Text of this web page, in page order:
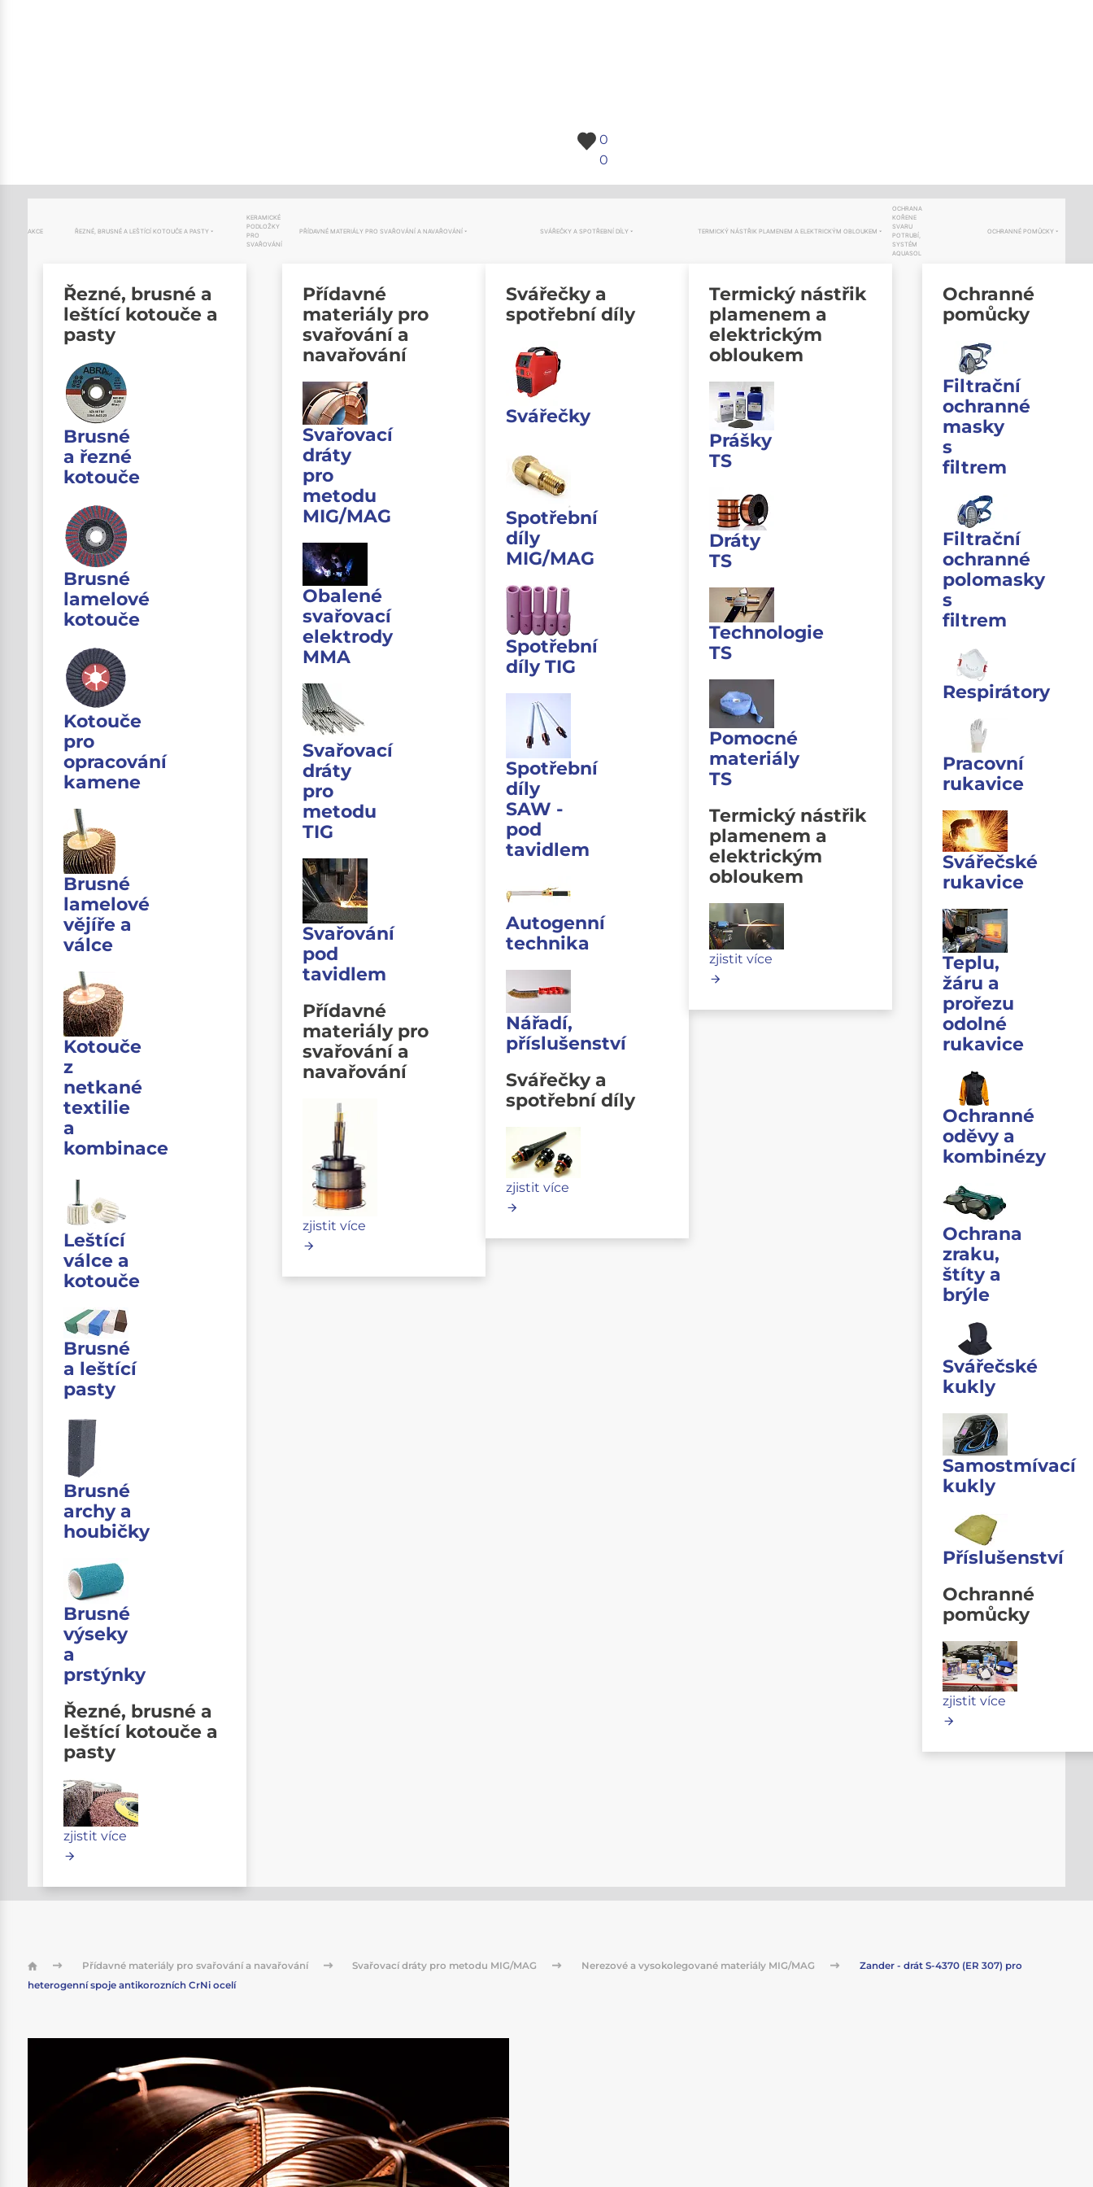
0
0
AKCE ŘEZNÉ, BRUSNÉ A LEŠTÍCÍ KOTOUČE A PASTY
Řezné, brusné a
leštící kotouče a
pasty
Brusné
a řezné
kotouče
Brusné
lamelové
kotouče
Kotouče
pro
opracování
kamene
Brusné
lamelové
vějíře a
válce
Kotouče
z
netkané
textilie
a
kombinace
Leštící
válce a
kotouče
Brusné
a leštící
pasty
Brusné
archy a
houbičky
Brusné
výseky
a
prstýnky
Řezné, brusné a
leštící kotouče a
pasty
zjistit více
KERAMICKÉ
PODLOŽKY
PRO
SVAŘOVÁNÍ
PŘÍDAVNÉ MATERIÁLY PRO SVAŘOVÁNÍ A NAVAŘOVÁNÍ
Přídavné
materiály pro
svařování a
navařování
Svařovací
dráty
pro
metodu
MIG/MAG
Obalené
svařovací
elektrody
MMA
Svařovací
dráty
pro
metodu
TIG
Svařování
pod
tavidlem
Přídavné
materiály pro
svařování a
navařování
zjistit více
SVÁŘEČKY A SPOTŘEBNÍ DÍLY
Svářečky a
spotřební díly
Svářečky
Spotřební
díly
MIG/MAG
Spotřební
díly TIG
Spotřební
díly
SAW -
pod
tavidlem
Autogenní
technika
Nářadí,
příslušenství
Svářečky a
spotřební díly
zjistit více
TERMICKÝ NÁSTŘIK PLAMENEM A ELEKTRICKÝM OBLOUKEM
Termický nástřik
plamenem a
elektrickým
obloukem
Prášky
TS
Dráty
TS
Technologie
TS
Pomocné
materiály
TS
Termický nástřik
plamenem a
elektrickým
obloukem
zjistit více
OCHRANA
KOŘENE
SVARU
POTRUBÍ,
SYSTÉM
AQUASOL
OCHRANNÉ POMŮCKY
Ochranné
pomůcky
Filtrační
ochranné
masky
s
filtrem
Filtrační
ochranné
polomasky
s
filtrem
Respirátory
Pracovní
rukavice
Svářečské
rukavice
Teplu,
žáru a
prořezu
odolné
rukavice
Ochranné
oděvy a
kombinézy
Ochrana
zraku,
štíty a
brýle
Svářečské
kukly
Samostmívací
kukly
Příslušenství
Ochranné
pomůcky
zjistit více
Přídavné materiály pro svařování a navařování Svařovací dráty pro metodu MIG/MAG Nerezové a vysokolegované materiály MIG/MAG
Zander - drát S-4370 (ER 307) pro
heterogenní spoje antikorozních CrNi ocelí